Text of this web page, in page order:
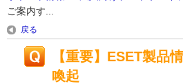
ご案内す...
戻る
【重要】ESET製品
喚起